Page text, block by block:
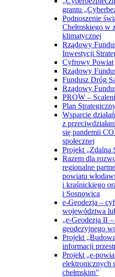
grantu
Podnoszenie
Chełmskiego w
klimatycznej
Rządowy
Inwestycji
Cyfrowy Powiat
Rządowy
Fundusz Dróg
Rządowy
PROW –
Plan
Wsparcie
z
się pandemii
społecznej
Projekt „Zdalna
Razem dla
regionalne
powiatu
i kraśnickiego
i Sosnowica
e-Geodezja –
województwa
„e-Geodezja II
geodezyjnego
Projekt
informacji
Projekt „e-
elektronicznych
chełmskim”